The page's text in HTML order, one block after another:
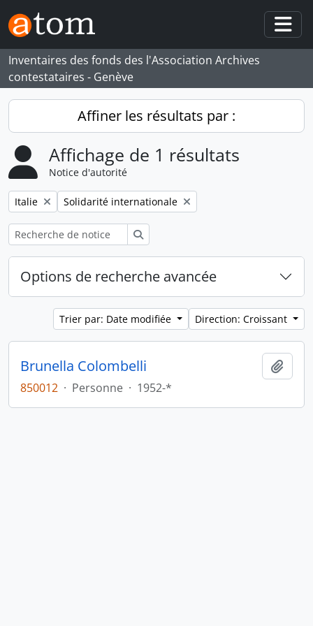
Skip to main content
Inventaires des fonds des l'Association Archives
contestataires - Genève
Affiner les résultats par :
Affichage de 1 résultats
Notice d'autorité
Remove filter:
Italie Remove filter:
Solidarité internationale
Options de recherche avancée
Trier par: Date modifiée Direction: Croissant
Brunella Colombelli
850012 · Personne · 1952-*